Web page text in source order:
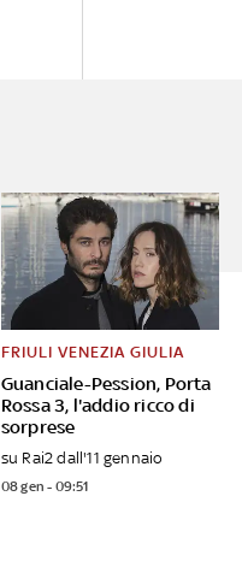
Guanciale-Pession, Porta
Rossa 3, l'addio ricco di
sorprese
FRIULI VENEZIA GIULIA
su Rai2 dall'11 gennaio
08 gen - 09:51